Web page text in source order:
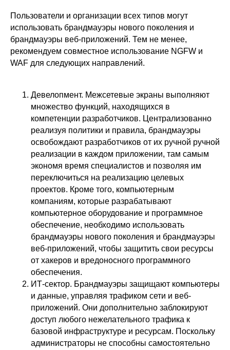
Пользователи и организации всех типов могут
использовать брандмауэры нового поколения и
брандмауэры веб-приложений. Тем не менее,
рекомендуем совместное использование NGFW и
WAF для следующих направлений.
Девелопмент. Межсетевые экраны выполняют
множество функций, находящихся в
компетенции разработчиков. Централизованно
реализуя политики и правила, брандмауэры
освобождают разработчиков от их ручной ручной
реализации в каждом приложении, там самым
экономя время специалистов и позволяя им
переключиться на реализацию целевых
проектов. Кроме того, компьютерным
компаниям, которые разрабатывают
компьютерное оборудование и программное
обеспечение, необходимо использовать
брандмауэры нового поколения и брандмауэры
веб-приложений, чтобы защитить свои ресурсы
от хакеров и вредоносного программного
обеспечения.
ИТ-сектор. Брандмауэры защищают компьютеры
и данные, управляя трафиком сети и веб-
приложений. Они дополнительно заблокируют
доступ любого нежелательного трафика к
базовой инфраструктуре и ресурсам. Поскольку
администраторы не способны самостоятельно
Условия использования
Политика обработки персональных данных
Клиентский сервис
Продление лицензий
Новости
Признание и аналитика
Карьера в Ideco
Инвесторам
Календари
Дорожная карта
ВКонтакте
Youtube
Rutube
MAX
Файрвольная
Создаем вместе
Ideco NGFW